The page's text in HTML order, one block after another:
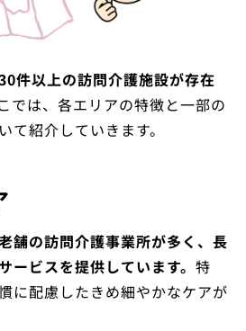
件以上の訪問介護施設が存在
では、各エリアの特徴と一部の
て紹介していきます。
舗の訪問介護事業所が多く、長
ービスを提供しています。 特
に配慮したきめ細やかなケアが